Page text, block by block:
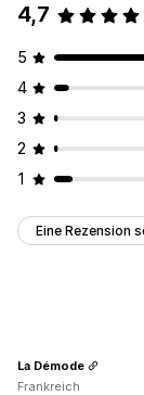
4,7
5
4
3
2
1
Eine Rezension
La Démode
Frankreich